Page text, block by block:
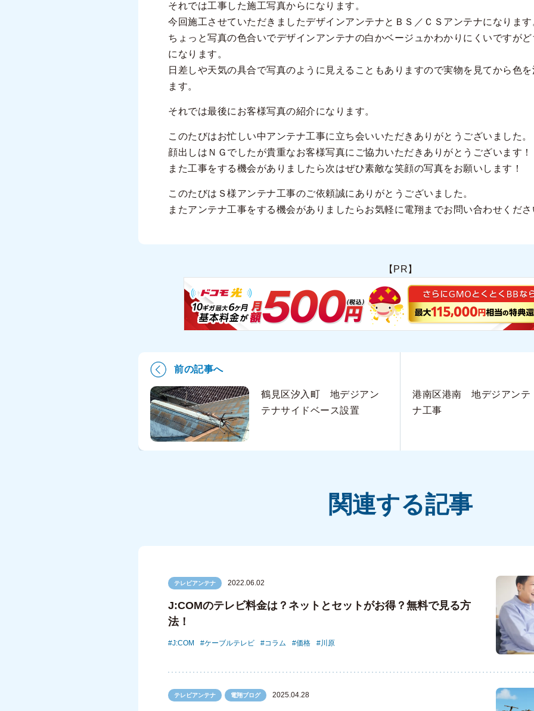
それでは工事した施工写真からになります。
今回施工させていただきましたデザインアンテナとＢＳ／ＣＳアンテナになります
ちょっと写真の色合いでデザインアンテナの白かベージュかわかりにくいですが
になります。
日差しや天気の具合で写真のように見えることもありますので実物を見てから色
ます。
それでは最後にお客様写真の紹介になります。
このたびはお忙しい中アンテナ工事に立ち会いいただきありがとうございました。
顔出しはＮＧでしたが貴重なお客様写真にご協力いただきありがとうございます！
また工事をする機会がありましたら次はぜひ素敵な笑顔の写真をお願いします！
このたびはＳ様アンテナ工事のご依頼誠にありがとうございました。
またアンテナ工事をする機会がありましたらお気軽に電翔までお問い合わせくださ
【PR】
前の記事へ
鶴見区汐入町 地デジアン
テナサイドベース設置
港南区港南 地デジアンテ
ナ工事
関連する記事
テレビアンテナ 2022.06.02
J:COMのテレビ料金は？ネットとセットがお得？無料で見る方
法！
J:COM ケーブルテレビ コラム 価格 川原
テレビアンテナ 電翔ブログ 2025.04.28